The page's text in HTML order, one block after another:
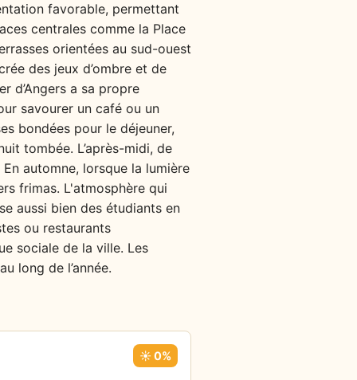
favorable, permettant
centrales comme la Place
orientées au sud-ouest
des jeux d’ombre et de
d’Angers a sa propre
savourer un café ou un
bondées pour le déjeuner,
tombée. L’après-midi, de
automne, lorsque la lumière
frimas. L'atmosphère qui
aussi bien des étudiants en
ou restaurants
sociale de la ville. Les
long de l’année.
☀️ 0%